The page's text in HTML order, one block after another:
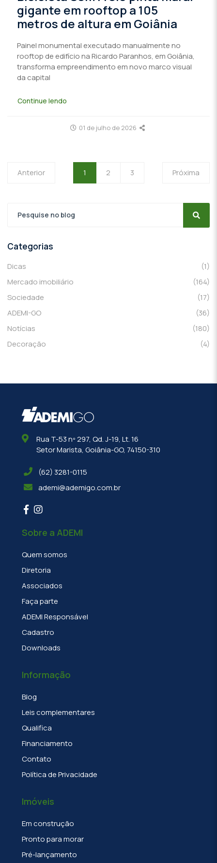
gigante em rooftop a 105
metros de altura em Goiânia
Painel monumental executado manualmente no
rooftop de edifício na Ricardo Paranhos, em Goiânia,
transforma empreendimento em novo marco visual
da capital
Continue lendo
01 de julho de 2026
Anterior 1 2 3 Próxima
Categorias
Dicas
(1)
Mercado imobiliário
(164)
Sociedade
(17)
ADEMI-GO
(36)
Notícias
(180)
Decoração
(4)
Rua T-53 nº 297, Qd. J-19, Lt. 16
Setor Marista, Goiânia-GO, 74150-310
(62) 3281-0115
ademi@ademigo.com.br
Sobre a ADEMI
Quem somos
Diretoria
Associados
Faça parte
ADEMI Responsável
Cadastro
Downloads
Informação
Blog
Leis complementares
Qualifica
Financiamento
Contato
Política de Privacidade
Imóveis
Em construção
Pronto para morar
Pré-lançamento